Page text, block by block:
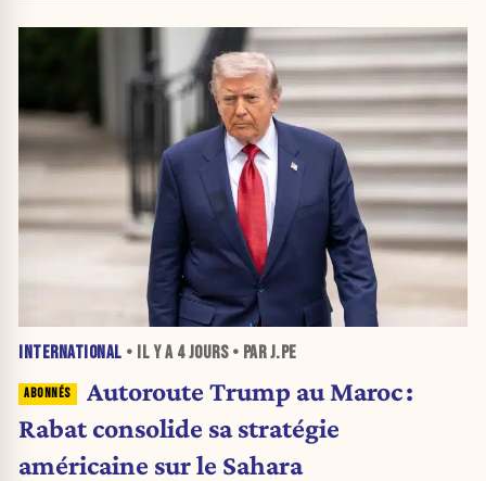
INTERNATIONAL • IL Y A 4 JOURS• PAR J.PE
Autoroute Trump au Maroc :
Rabat consolide sa stratégie
américaine sur le Sahara